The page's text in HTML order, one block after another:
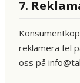
7.
reklamera fel
oss på